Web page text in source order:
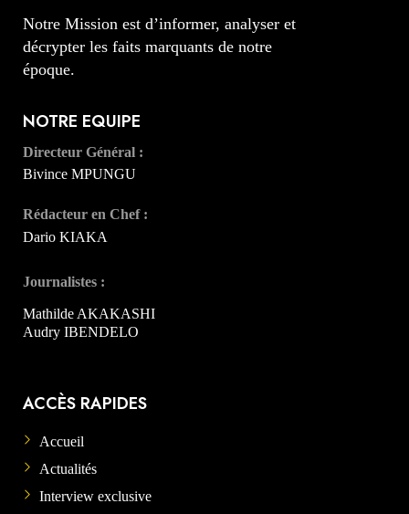
Notre Mission est d’informer, analyser et
décrypter les faits marquants de notre
époque.
NOTRE EQUIPE
Directeur Général :
Bivince MPUNGU
Rédacteur en Chef :
Dario KIAKA
Journalistes :
Mathilde AKAKASHI
Audry IBENDELO
ACCÈS RAPIDES
Accueil
Actualités
Interview exclusive